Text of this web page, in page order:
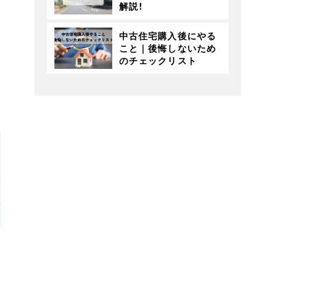
解説！
中古住宅購入後にやる
こと｜後悔しないため
のチェックリスト